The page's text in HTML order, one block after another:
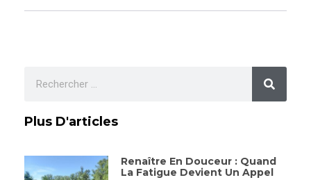
Plus D'articles
Renaître En Douceur : Quand
La Fatigue Devient Un Appel